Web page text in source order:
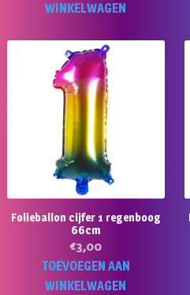
WINKELWAGEN
Folieballon cijfer 1 regenboog
66cm
€3,00
TOEVOEGEN AAN
WINKELWAGEN